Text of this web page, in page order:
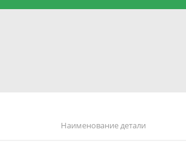
Наименование детали